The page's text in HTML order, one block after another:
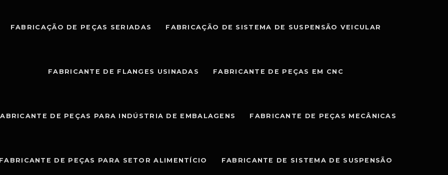
FABRICAÇÃO DE PEÇAS SERIADAS FABRICAÇÃO DE SISTEMA DE SUSPENSÃO VEICULAR
FABRICANTE DE FLANGES USINADAS FABRICANTE DE PEÇAS EM CNC
DE PEÇAS PARA INDÚSTRIA DE EMBALAGENS FABRICANTE DE PEÇAS MECÂNICAS
DE PEÇAS PARA SETOR ALIMENTÍCIO FABRICANTE DE SISTEMA DE SUSPENSÃO